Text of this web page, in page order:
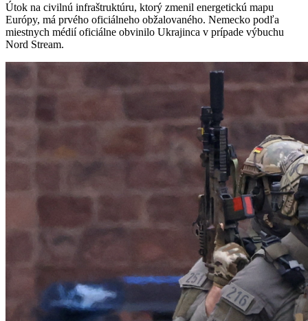
Útok na civilnú infraštruktúru, ktorý zmenil energetickú mapu
Európy, má prvého oficiálneho obžalovaného. Nemecko podľa
miestnych médií oficiálne obvinilo Ukrajinca v prípade výbuchu
Nord Stream.